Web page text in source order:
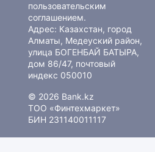
пользовательским
соглашением.
Адрес: Казахстан, город
Алматы, Медеуский район,
улица БОГЕНБАЙ БАТЫРА,
дом 86/47, почтовый
индекс 050010
© 2026 Bank.kz
ТОО «Финтехмаркет»
БИН 231140011117